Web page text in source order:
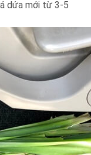
dứa mới từ 3-5